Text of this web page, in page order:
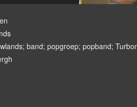
band; popgroep; popband;